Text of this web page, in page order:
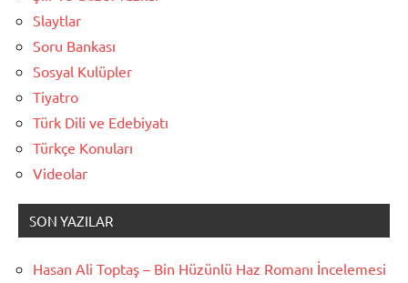
Slaytlar
Soru Bankası
Sosyal Kulüpler
Tiyatro
Türk Dili ve Edebiyatı
Türkçe Konuları
Videolar
SON YAZILAR
Hasan Ali Toptaş – Bin Hüzünlü Haz Romanı İncelemesi